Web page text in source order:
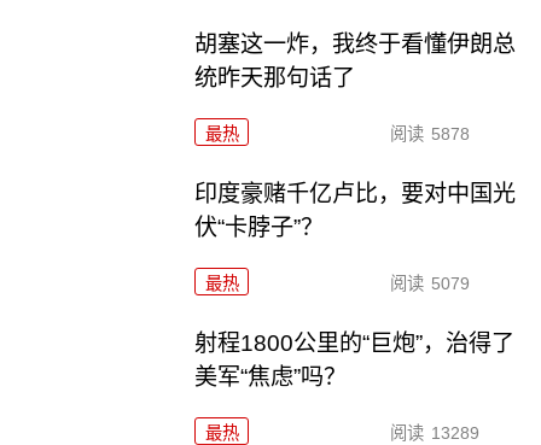
胡塞这一炸，我终于看懂伊朗总
统昨天那句话了
最热 阅读 5878
印度豪赌千亿卢比，要对中国光
伏“卡脖子”？
最热 阅读 5079
射程1800公里的“巨炮”，治得了
美军“焦虑”吗？
最热 阅读 13289